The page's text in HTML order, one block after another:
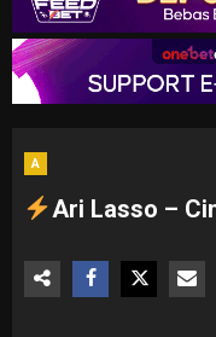
A
Ari Lasso –